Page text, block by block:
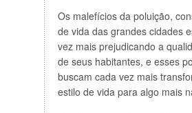
Os malefícios da poluição,
de vida das grandes cidades
vez mais prejudicando a
de seus habitantes, e esses
buscam cada vez mais
estilo de vida para algo mais